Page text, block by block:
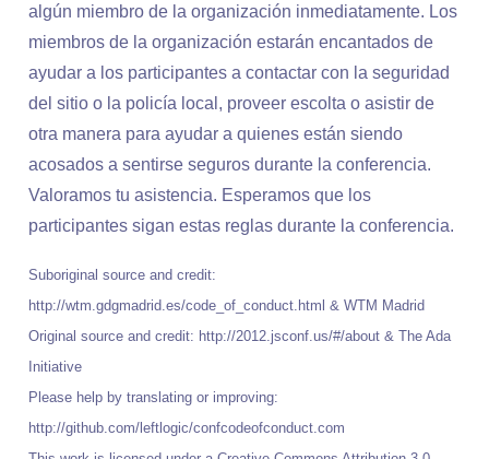
algún miembro de la organización inmediatamente. Los
miembros de la organización estarán encantados de
ayudar a los participantes a contactar con la seguridad
del sitio o la policía local, proveer escolta o asistir de
otra manera para ayudar a quienes están siendo
acosados a sentirse seguros durante la conferencia.
Valoramos tu asistencia. Esperamos que los
participantes sigan estas reglas durante la conferencia.
Suboriginal source and credit:
http://wtm.gdgmadrid.es/code_of_conduct.html & WTM Madrid
Original source and credit: http://2012.jsconf.us/#/about & The Ada
Initiative
Please help by translating or improving:
http://github.com/leftlogic/confcodeofconduct.com